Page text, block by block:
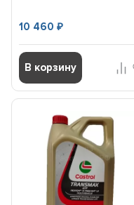
10 460₽
В корзину